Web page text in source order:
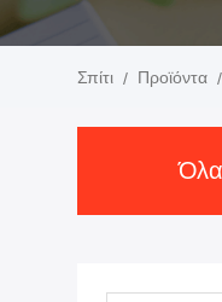
Σπίτι / Προϊόντα /
Όλα